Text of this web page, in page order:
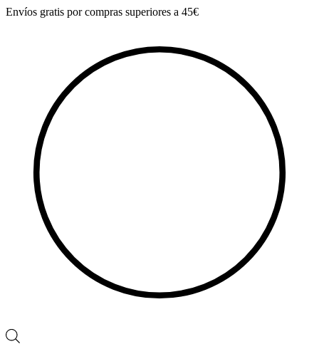
Ir
Envíos gratis por compras superiores a 45€